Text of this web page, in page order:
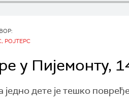
РОЈТЕРС
у Пијемонту,
дете је тешко